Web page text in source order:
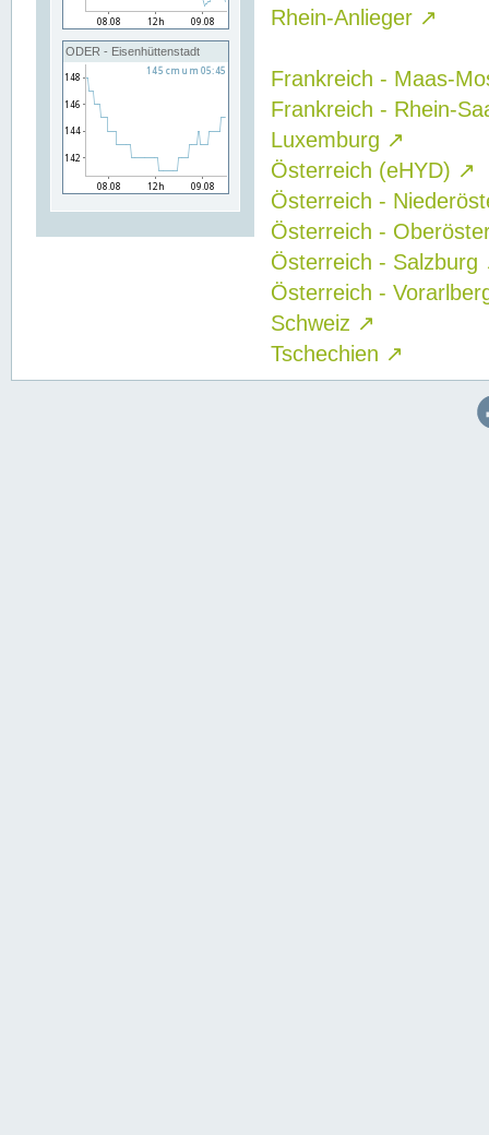
ODER - Eisenhüttenstadt
Rhein-Anlieger ↗
Frankreich - Maas-
Frankreich - Rhein-
Luxemburg ↗
Österreich (eHYD) ↗
Österreich -
Österreich -
Österreich - Salzburg
Österreich -
Schweiz ↗
Tschechien ↗